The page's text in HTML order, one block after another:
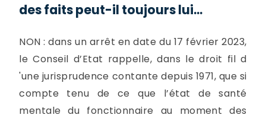
des faits peut-il toujours lui...
NON : dans un arrêt en date du 17 février 2023,
le Conseil d’Etat rappelle, dans le droit fil d
'une jurisprudence contante depuis 1971, que si
compte tenu de ce que l’état de santé
mentale du fonctionnaire au moment des